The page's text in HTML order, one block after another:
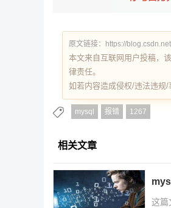
原文链接：https://
本文来自互联网用户投稿，
律责任。
如若内容造成侵权/违法违规
mysql 报错 1267
相关文章
这篇